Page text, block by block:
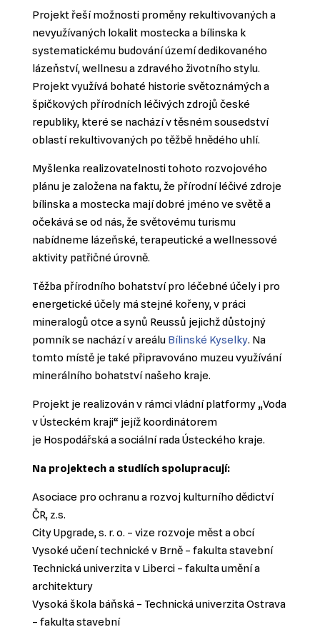
Projekt řeší možnosti proměny rekultivovaných a
nevyužívaných lokalit mostecka a bílinska k
systematickému budování území dedikovaného
lázeňství, wellnesu a zdravého životního stylu.
Projekt využívá bohaté historie světoznámých a
špičkových přírodních léčivých zdrojů české
republiky, které se nachází v těsném sousedství
oblastí rekultivovaných po těžbě hnědého uhlí.
Myšlenka realizovatelnosti tohoto rozvojového
plánu je založena na faktu, že přírodní léčivé zdroje
bílinska a mostecka mají dobré jméno ve světě a
očekává se od nás, že světovému turismu
nabídneme lázeňské, terapeutické a wellnessové
aktivity patřičné úrovně.
Těžba přírodního bohatství pro léčebné účely i pro
energetické účely má stejné kořeny, v práci
mineralogů otce a synů Reussů jejichž důstojný
pomník se nachází v areálu Bílinské Kyselky. Na
tomto místě je také připravováno muzeu využívání
minerálního bohatství našeho kraje.
Projekt je realizován v rámci vládní platformy „Voda
v Ústeckém kraji“ jejíž koordinátorem
je Hospodářská a sociální rada Ústeckého kraje.
Na projektech a studiích spolupracují:
Asociace pro ochranu a rozvoj kulturního dědictví
ČR, z.s.
City Upgrade, s. r. o. – vize rozvoje měst a obcí
Vysoké učení technické v Brně – fakulta stavební
Technická univerzita v Liberci – fakulta umění a
architektury
Vysoká škola báňská – Technická univerzita Ostrava
– fakulta stavební